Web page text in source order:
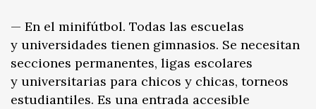
— En el minifútbol. Todas las escuelas
y universidades tienen gimnasios. Se necesitan
secciones permanentes, ligas escolares
y universitarias para chicos y chicas, torneos
estudiantiles. Es una entrada accesible